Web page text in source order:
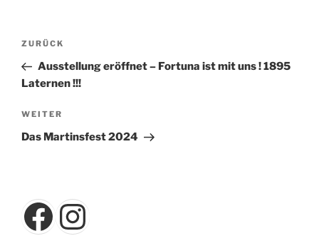
Beitragsnavigation
Vorheriger
Beitrag
ZURÜCK
Ausstellung eröffnet – Fortuna ist mit uns ! 1895
Laternen !!!
Nächster
Beitrag
WEITER
Das Martinsfest 2024
Facebook
Instagram